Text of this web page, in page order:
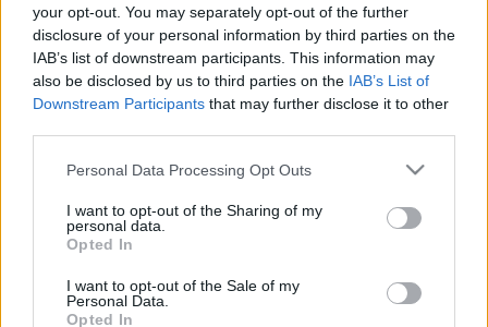
your opt-out. You may separately opt-out of the further
disclosure of your personal information by third parties on the
IAB’s list of downstream participants. This information may
also be disclosed by us to third parties on the IAB’s List of
Downstream Participants that may further disclose it to other
Please note that this website/app uses one or more Google
not limited to your visit or usage behaviour. You may click to
grant or deny consent to Google and its third-party tags to
use your data for below specified purposes in below Google
consent section.
Personal Data Processing Opt Outs
I want to opt-out of the Sharing of my
personal data.
Opted In
I want to opt-out of the Sale of my
Personal Data.
Opted In